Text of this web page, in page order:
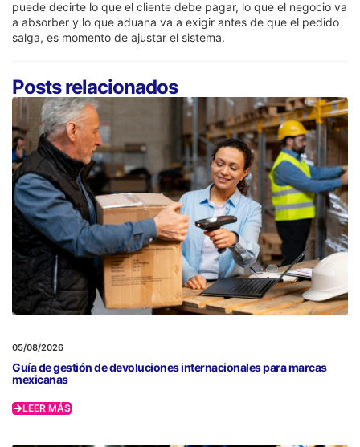
puede decirte lo que el cliente debe pagar, lo que el negocio va
a absorber y lo que aduana va a exigir antes de que el pedido
salga, es momento de ajustar el sistema.
Posts relacionados
05/08/2026
Guía de gestión de devoluciones internacionales para marcas
mexicanas
LEER MÁS